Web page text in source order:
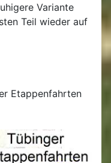
Variante
Teil wieder auf
Etappenfahrten